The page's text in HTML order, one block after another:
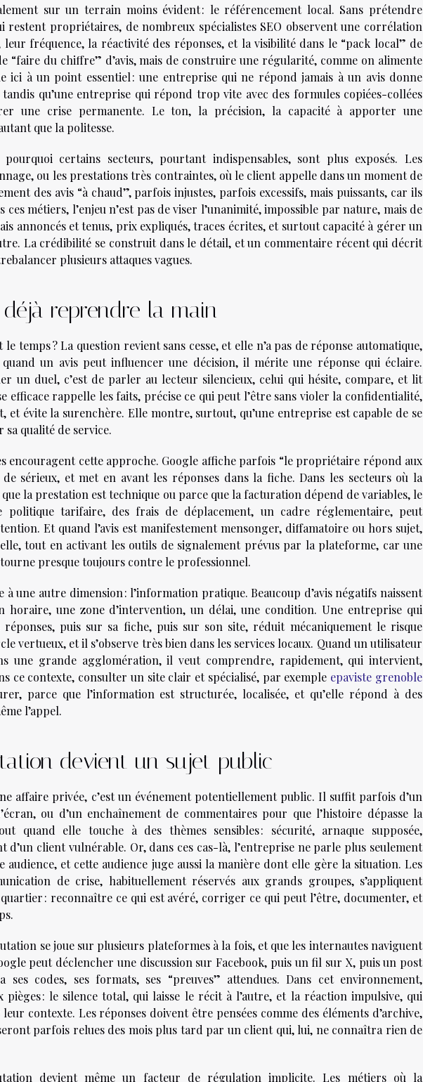
sur un terrain moins évident : le référencement local. Sans prétendre
restent propriétaires, de nombreux spécialistes SEO observent une corrélation
leur fréquence, la réactivité des réponses, et la visibilité dans le “pack local” de
“faire du chiffre” d’avis, mais de construire une régularité, comme on alimente
ici à un point essentiel : une entreprise qui ne répond jamais à un avis donne
tandis qu’une entreprise qui répond trop vite avec des formules copiées-collées
une crise permanente. Le ton, la précision, la capacité à apporter une
que la politesse.
certains secteurs, pourtant indispensables, sont plus exposés. Les
ou les prestations très contraintes, où le client appelle dans un moment de
des avis “à chaud”, parfois injustes, parfois excessifs, mais puissants, car ils
métiers, l’enjeu n’est pas de viser l’unanimité, impossible par nature, mais de
annoncés et tenus, prix expliqués, traces écrites, et surtout capacité à gérer un
La crédibilité se construit dans le détail, et un commentaire récent qui décrit
plusieurs attaques vagues.
déjà reprendre la main
temps ? La question revient sans cesse, et elle n’a pas de réponse automatique,
quand un avis peut influencer une décision, il mérite une réponse qui éclaire.
un duel, c’est de parler au lecteur silencieux, celui qui hésite, compare, et lit
efficace rappelle les faits, précise ce qui peut l’être sans violer la confidentialité,
et évite la surenchère. Elle montre, surtout, qu’une entreprise est capable de se
qualité de service.
encouragent cette approche. Google affiche parfois “le propriétaire répond aux
sérieux, et met en avant les réponses dans la fiche. Dans les secteurs où la
la prestation est technique ou parce que la facturation dépend de variables, le
politique tarifaire, des frais de déplacement, un cadre réglementaire, peut
Et quand l’avis est manifestement mensonger, diffamatoire ou hors sujet,
tout en activant les outils de signalement prévus par la plateforme, car une
presque toujours contre le professionnel.
une autre dimension : l’information pratique. Beaucoup d’avis négatifs naissent
horaire, une zone d’intervention, un délai, une condition. Une entreprise qui
puis sur sa fiche, puis sur son site, réduit mécaniquement le risque
vertueux, et il s’observe très bien dans les services locaux. Quand un utilisateur
une grande agglomération, il veut comprendre, rapidement, qui intervient,
ce contexte, consulter un site clair et spécialisé, par exemple epaviste grenoble
parce que l’information est structurée, localisée, et qu’elle répond à des
l’appel.
devient un sujet public
affaire privée, c’est un événement potentiellement public. Il suffit parfois d’un
ou d’un enchaînement de commentaires pour que l’histoire dépasse la
quand elle touche à des thèmes sensibles : sécurité, arnaque supposée,
client vulnérable. Or, dans ces cas-là, l’entreprise ne parle plus seulement
audience, et cette audience juge aussi la manière dont elle gère la situation. Les
de crise, habituellement réservés aux grands groupes, s’appliquent
: reconnaître ce qui est avéré, corriger ce qui peut l’être, documenter, et
se joue sur plusieurs plateformes à la fois, et que les internautes naviguent
peut déclencher une discussion sur Facebook, puis un fil sur X, puis un post
ses codes, ses formats, ses “preuves” attendues. Dans cet environnement,
: le silence total, qui laisse le récit à l’autre, et la réaction impulsive, qui
contexte. Les réponses doivent être pensées comme des éléments d’archive,
parfois relues des mois plus tard par un client qui, lui, ne connaîtra rien de
devient même un facteur de régulation implicite. Les métiers où la